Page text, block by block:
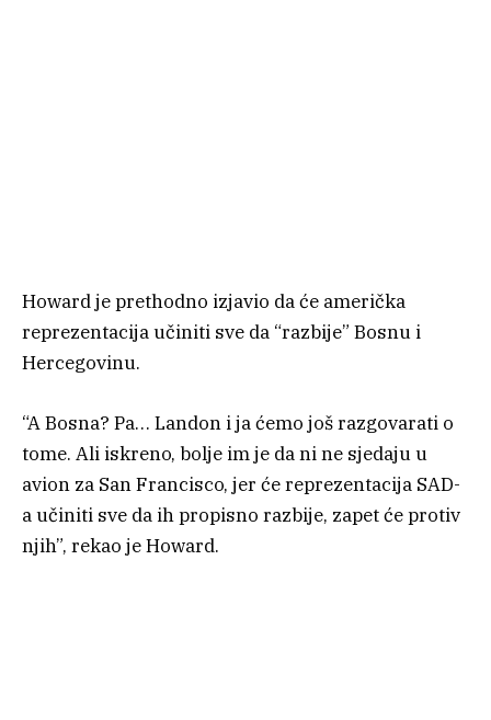
Howard je prethodno izjavio da će američka
reprezentacija učiniti sve da “razbije” Bosnu i
Hercegovinu.
“A Bosna? Pa… Landon i ja ćemo još razgovarati o
tome. Ali iskreno, bolje im je da ni ne sjedaju u
avion za San Francisco, jer će reprezentacija SAD-
a učiniti sve da ih propisno razbije, zapet će protiv
njih”, rekao je Howard.